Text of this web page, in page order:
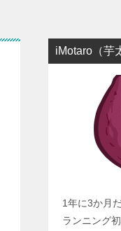
iMotaro（芋
1年に3か月
ランニング初